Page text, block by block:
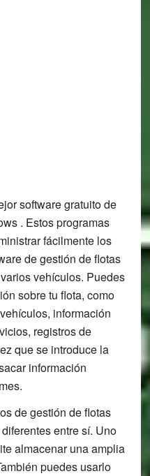
software gratuito de
. Estos programas
fácilmente los
de gestión de flotas
vehículos. Puedes
sobre tu flota, como
información
registros de
que se introduce la
información
de gestión de flotas
entre sí. Uno
almacenar una amplia
puedes usarlo